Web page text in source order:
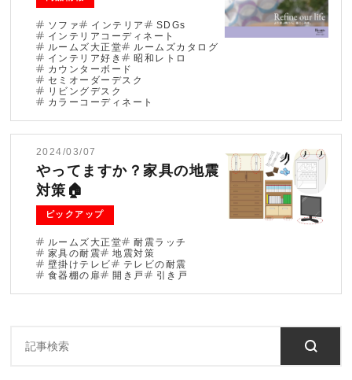
ソファ インテリア
SDGs
インテリアコーディネート
ルームズ大正堂
ルームズカタログ
インテリア好き
昭和レトロ
カウンターボード
セミオーダーデスク
リビングデスク
カラーコーディネート
2024/03/07
やってますか？家具の地震
対策🏠
ピックアップ
ルームズ大正堂
耐震ラッチ
家具の耐震
地震対策
壁掛けテレビ
テレビの耐震
食器棚の扉
開き戸 引き戸